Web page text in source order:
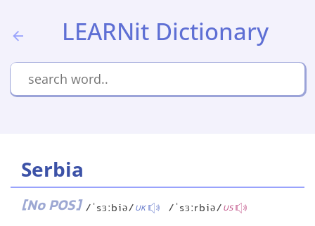
LEARNit Dictionary
Serbia
[No POS] /ˈsɜːbiə/UK /ˈsɜːrbiə/US